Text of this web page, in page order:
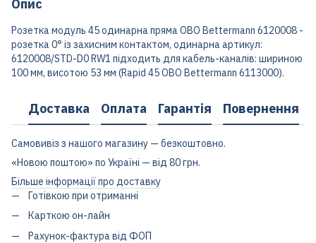
Опис
Розетка модуль 45 одинарна пряма OBO Bettermann 6120008 -
розетка 0° із захисним контактом, одинарна артикул:
6120008/STD-D0 RW1 підходить для кабель-каналів: шириною
100 мм, висотою 53 мм (Rapid 45 OBO Bettermann 6113000).
Доставка Оплата Гарантія Повернення
Самовивіз з нашого магазину — безкоштовно.
«Новою поштою» по Україні — від 80 грн.
Більше інформації про доставку
Готівкою при отриманні
Карткою он-лайн
Рахунок-фактура від ФОП